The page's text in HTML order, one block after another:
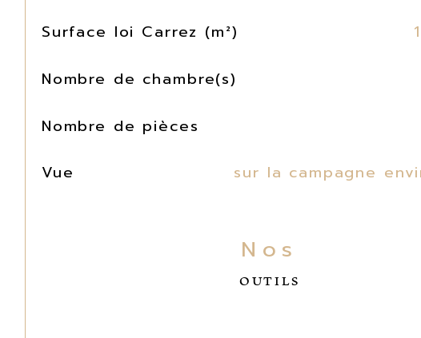
Surface loi Carrez (m²)
Nombre de chambre(s)
Nombre de pièces
Vue sur la campagne
Nos
OUTILS